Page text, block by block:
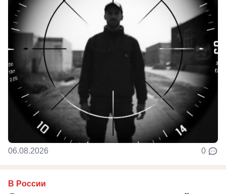
06.08.2026 0
В России